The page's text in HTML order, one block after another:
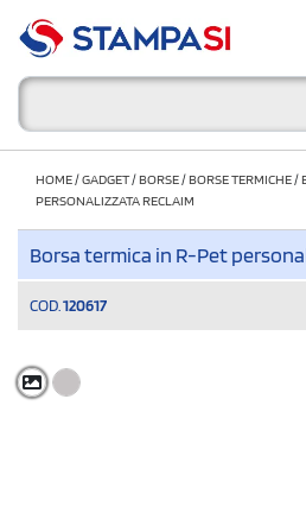
HOME/GADGET/BORSE/BORSE TERMICHE/
PERSONALIZZATA RECLAIM
Borsa termica in R-Pet
COD. 120617